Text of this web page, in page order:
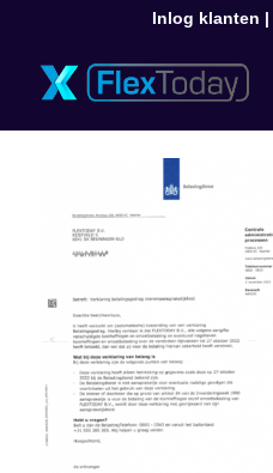
Inlog klanten |